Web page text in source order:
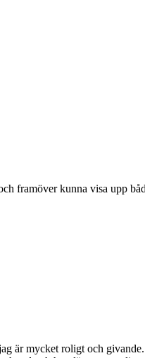
framöver kunna visa upp
är mycket roligt och